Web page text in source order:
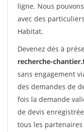
ligne. Nous
avec des
Habitat.
Devenez dès à
recherche-
sans engagement
des demandes de
fois la demande
de devis
tous les